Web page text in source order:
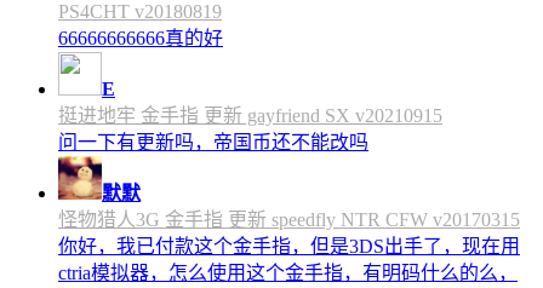
PS4CHT v20180819
66666666666真的好
E
挺进地牢 金手指 更新 gayfriend SX v20210915
问一下有更新吗，帝国币还不能改吗
默默
怪物猎人3G 金手指 更新 speedfly NTR CFW v20170315
你好，我已付款这个金手指，但是3DS出手了，现在用
ctria模拟器，怎么使用这个金手指，有明码什么的么，